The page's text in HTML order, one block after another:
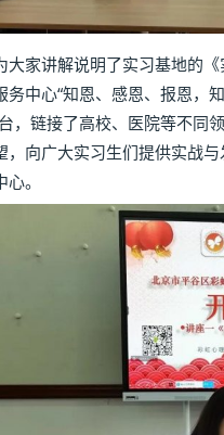
讲解说明了实习基地的《
中心“知恩、感恩、报恩，
，链接了高校、医院等不
向广大实习生们提供实战
。